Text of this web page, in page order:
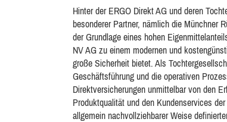
Hinter der ERGO Direkt AG und deren
besonderer Partner, nämlich die Münchner
der Grundlage eines hohen
NV AG zu einem modernen und
große Sicherheit bietet. Als
Geschäftsführung und die operativen
Direktversicherungen unmittelbar von den
Produktqualität und den Kundenservices
allgemein nachvollziehbarer Weise